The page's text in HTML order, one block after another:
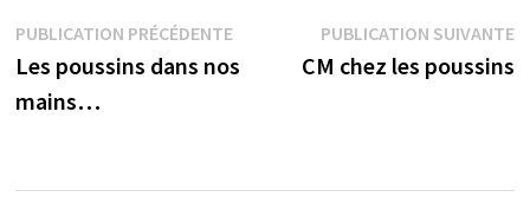
Navigation
de
PUBLICATION PRÉCÉDENTEPublication
précédente :
Les poussins dans nos
mains…
PUBLICATION SUIVANTE
CM chez les poussins